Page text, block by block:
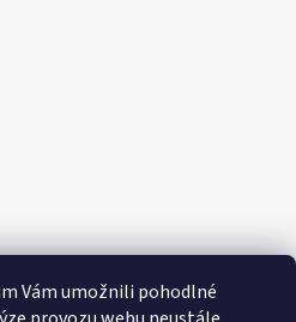
Vám umožnili pohodlné